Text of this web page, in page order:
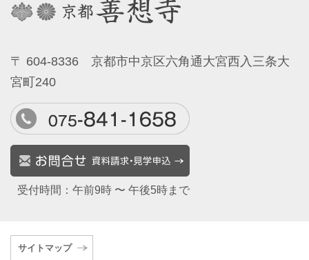
〒 604-8336 京都市中京区六角通大宮西入三条大
宮町240
受付時間：午前9時 〜 午後5時まで
サイトマップ